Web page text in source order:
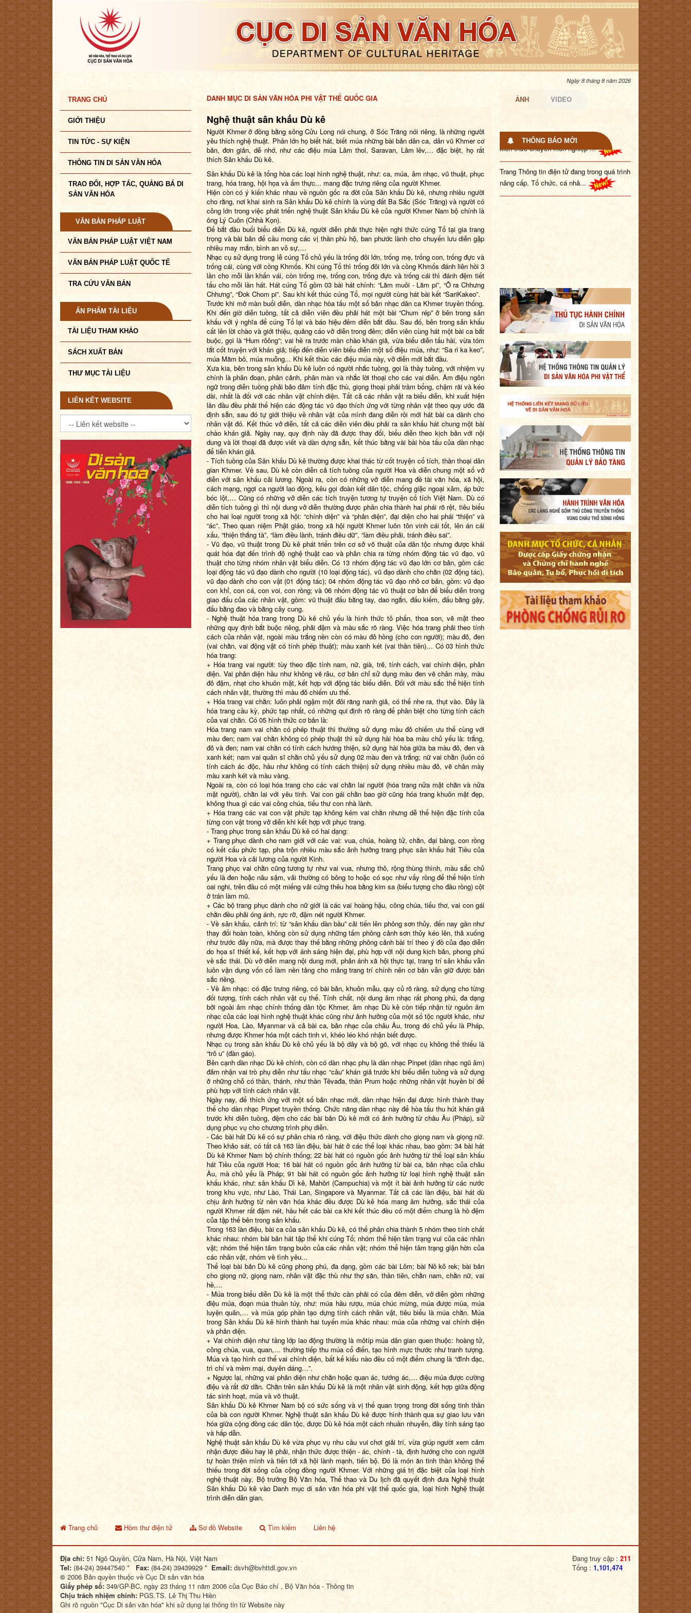
Ngày 8 tháng 8 năm 2026
TRANG CHỦ
GIỚI THIỆU
TIN TỨC - SỰ KIỆN
THÔNG TIN DI SẢN VĂN HÓA
TRAO ĐỔI, HỢP TÁC, QUẢNG BÁ DI
SẢN VĂN HÓA
VĂN BẢN PHÁP LUẬT
VĂN BẢN PHÁP LUẬT VIỆT NAM
VĂN BẢN PHÁP LUẬT QUỐC TẾ
TRA CỨU VĂN BẢN
ẤN PHẨM TÀI LIỆU
TÀI LIỆU THAM KHẢO
SÁCH XUẤT BẢN
THƯ MỤC TÀI LIỆU
LIÊN KẾT WEBSITE
DANH MỤC DI SẢN VĂN HÓA PHI VẬT THỂ QUỐC GIA
Nghệ thuật sân khấu Dù kê
Người Khmer ở đồng bằng sông Cửu Long nói chung, ở Sóc Trăng nói riêng, là những người
yêu thích nghệ thuật. Phần lớn họ biết hát, biết múa những bài bản dân ca, dân vũ Khmer cơ
bản, đơn giản, dễ nhớ, như các điệu múa Lâm thol, Saravan, Lâm lêv,… đặc biệt, họ rất
thích Sân khấu Dù kê.
Sân khấu Dù kê là tổng hòa các loại hình nghệ thuật, như: ca, múa, âm nhạc, vũ thuật, phục
trang, hóa trang, hội họa và ẩm thực... mang đặc trưng riêng của người Khmer.
Hiện còn có ý kiến khác nhau về nguồn gốc ra đời của Sân khấu Dù kê, nhưng nhiều người
cho rằng, nơi khai sinh ra Sân khấu Dù kê chính là vùng đất Ba Sắc (Sóc Trăng) và người có
công lớn trong việc phát triển nghệ thuật Sân khấu Dù kê của người Khmer Nam bộ chính là
ông Lý Cuôn (Chhà Kọn).
Để bắt đầu buổi biểu diễn Dù kê, người diễn phải thực hiện nghi thức cúng Tổ tại gia trang
trọng và bài bản để cầu mong các vị thần phù hộ, ban phước lành cho chuyến lưu diễn gặp
nhiều may mắn, bình an vô sự,…
Nhạc cụ sử dụng trong lễ cúng Tổ chủ yếu là trống đôi lớn, trống mẹ, trống con, trống đực và
trống cái, cùng với cồng Khmốs. Khi cúng Tổ thì trống đôi lớn và cồng Khmốs đánh liên hồi 3
lần cho mỗi lần khấn vái, còn trống mẹ, trống con, trống đực và trống cái thì đánh đệm tiết
tấu cho mỗi lần hát. Hát cúng Tổ gồm 03 bài hát chính: “Lăm muôi - Lăm pi”, “Ô ra Chhưng
Chhưng”, “Đok Chom pi”. Sau khi kết thúc cúng Tổ, mọi người cùng hát bài kết “SariKakeo”.
Trước khi mở màn buổi diễn, dàn nhạc hòa tấu một số bản nhạc dân ca Khmer truyền thống.
Khi đến giờ diễn tuồng, tất cả diễn viên đều phải hát một bài “Chum rép” ở bên trong sân
khấu với ý nghĩa để cúng Tổ lại và báo hiệu đêm diễn bắt đầu. Sau đó, bên trong sân khấu
cất lên lời chào và giới thiệu, quảng cáo vở diễn trong đêm; diễn viên cùng hát một bài ca bắt
buộc, gọi là “Hum rôông”; vai hề ra trước màn chào khán giả, vừa biểu diễn tấu hài, vừa tóm
tắt cốt truyện với khán giả; tiếp đến diễn viên biểu diễn một số điệu múa, như: “Sa ri ka keo”,
múa Măm bô, múa muỗng... Khi kết thúc các điệu múa này, vở diễn mới bắt đầu.
Xưa kia, bên trong sân khấu Dù kê luôn có người nhắc tuồng, gọi là thầy tuồng, với nhiệm vụ
chính là phân đoạn, phân cảnh, phân màn và nhắc lời thoại cho các vai diễn. Âm điệu ngôn
ngữ trong diễn tuồng phải bảo đảm tính đặc thù, giọng thoại phải trầm bổng, chậm rãi và kéo
dài, nhất là đối với các nhân vật chính diện. Tất cả các nhân vật ra biểu diễn, khi xuất hiện
lần đầu đều phải thể hiện các động tác vũ đạo thích ứng với từng nhân vật theo quy ước đã
định sẵn, sau đó tự giới thiệu về nhân vật của mình đang diễn rồi mới hát bài ca dành cho
nhân vật đó. Kết thúc vở diễn, tất cả các diễn viên đều phải ra sân khấu hát chung một bài
chào khán giả. Ngày nay, quy định này đã được thay đổi, biểu diễn theo kịch bản với nội
dung và lời thoại đã được viết và dàn dựng sẵn, kết thúc bằng vài bài hòa tấu của dàn nhạc
để tiễn khán giả.
- Tích tuồng của Sân khấu Dù kê thường được khai thác từ cốt truyện cổ tích, thần thoại dân
gian Khmer. Về sau, Dù kê còn diễn cả tích tuồng của người Hoa và diễn chung một số vở
diễn với sân khấu cải lương. Ngoài ra, còn có những vở diễn mang đề tài văn hóa, xã hội,
cách mạng, ngợi ca người lao động, kêu gọi đoàn kết dân tộc, chống giặc ngoại xâm, áp bức
bóc lột,… Cũng có những vở diễn các tích truyện tương tự truyện cổ tích Việt Nam. Dù có
diễn tích tuồng gì thì nội dung vở diễn thường được phân chia thành hai phái rõ rệt, tiêu biểu
cho hai loại người trong xã hội: “chính diện” và “phản diện”, đại diện cho hai phái “thiện” và
“ác”. Theo quan niệm Phật giáo, trong xã hội người Khmer luôn tôn vinh cái tốt, lên án cái
xấu, “thiện thắng tà”, “làm điều lành, tránh điều dữ”, “làm điều phải, tránh điều sai”.
- Vũ đạo, vũ thuật trong Dù kê phát triển trên cơ sở võ thuật của dân tộc nhưng được khái
quát hóa đạt đến trình độ nghệ thuật cao và phân chia ra từng nhóm động tác vũ đạo, vũ
thuật cho từng nhóm nhân vật biểu diễn. Có 13 nhóm động tác vũ đạo lớn cơ bản, gồm các
loại động tác vũ đạo dành cho người (10 loại động tác), vũ đạo dành cho chằn (02 động tác),
vũ đạo dành cho con vật (01 động tác); 04 nhóm động tác vũ đạo nhỏ cơ bản, gồm: vũ đạo
con khỉ, con cá, con voi, con rồng; và 06 nhóm động tác vũ thuật cơ bản để biểu diễn trong
giao đấu của các nhân vật, gồm: vũ thuật đấu bằng tay, dao ngắn, đấu kiếm, đấu bằng gậy,
đấu bằng đao và bằng cây cung.
- Nghệ thuật hóa trang trong Dù kê chủ yếu là hình thức tô phấn, thoa son, vẽ mặt theo
những quy định bắt buộc riêng, phải đậm và màu sắc rõ ràng. Việc hóa trang phải theo tính
cách của nhân vật, ngoài màu trắng nền còn có màu đỏ hồng (cho con người); màu đỏ, đen
(vai chằn, vai động vật có tính phép thuật); màu xanh két (vai thần tiên)… Có 03 hình thức
hóa trang:
+ Hóa trang vai người: tùy theo đặc tính nam, nữ, già, trẻ, tính cách, vai chính diện, phản
diện. Vai phản diện hầu như không vẽ râu, cơ bản chỉ sử dụng màu đen vẽ chân mày, màu
đỏ đậm, nhạt cho khuôn mặt, kết hợp với động tác biểu diễn. Đối với màu sắc thể hiện tính
cách nhân vật, thường thì màu đỏ chiếm ưu thế.
+ Hóa trang vai chằn: luôn phải ngậm một đôi răng nanh giả, có thể nhe ra, thụt vào. Đây là
hóa trang cầu kỳ, phức tạp nhất, có những qui định rõ ràng để phân biệt cho từng tính cách
của vai chằn. Có 05 hình thức cơ bản là:
Hóa trang nam vai chằn có phép thuật thì thường sử dụng màu đỏ chiếm ưu thế cùng với
màu đen; nam vai chằn không có phép thuật thì sử dụng hài hòa ba màu chủ yếu là: trắng,
đỏ và đen; nam vai chằn có tính cách hướng thiện, sử dụng hài hòa giữa ba màu đỏ, đen và
xanh két; nam vai quân sĩ chằn chủ yếu sử dụng 02 màu đen và trắng; nữ vai chằn (luôn có
tính cách ác độc, hầu như không có tính cách thiện) sử dụng nhiều màu đỏ, vẽ chân mày
màu xanh két và màu vàng.
Ngoài ra, còn có loại hóa trang cho các vai chằn lai người (hóa trang nửa mặt chằn và nửa
mặt người), chằn lai với yêu tinh. Vai con gái chằn bao giờ cũng hóa trang khuôn mặt đẹp,
không thua gì các vai công chúa, tiểu thư con nhà lành.
+ Hóa trang các vai con vật phức tạp không kém vai chằn nhưng dễ thể hiện đặc tính của
từng con vật trong vở diễn khi kết hợp với phục trang.
- Trang phục trong sân khấu Dù kê có hai dạng:
+ Trang phục dành cho nam giới với các vai: vua, chúa, hoàng tử, chằn, đại bàng, con rồng
có kết cấu phức tạp, pha trộn nhiều màu sắc ảnh hưởng trang phục sân khấu hát Tiều của
người Hoa và cải lương của người Kinh.
Trang phục vai chằn cũng tương tự như vai vua, nhưng thô, rộng thùng thình, màu sắc chủ
yếu là đen hoặc nâu sậm, vải thường có bông to hoặc có sọc như vẩy rồng để thể hiện tính
oai nghi, trên đầu có một miếng vải cứng thêu hoa bằng kim sa (biểu tượng cho đầu rồng) cột
ở trán làm mũ.
+ Các bộ trang phục dành cho nữ giới là các vai hoàng hậu, công chúa, tiểu thơ, vai con gái
chằn đều phải óng ánh, rực rỡ, đậm nét người Khmer.
- Về sân khấu, cảnh trí: từ “sân khấu dàn bầu” cải tiến lên phông sơn thủy, đến nay gần như
thay đổi hoàn toàn, không còn sử dụng những tấm phông cảnh sơn thủy kéo lên, thả xuống
như trước đây nữa, mà được thay thế bằng những phông cảnh bài trí theo ý đồ của đạo diễn
do họa sĩ thiết kế, kết hợp với ánh sáng hiện đại, phù hợp với nội dung kịch bản, phong phú
về sắc thái. Dù vở diễn mang nội dung mới, phản ánh xã hội thực tại, trang trí sân khấu vẫn
luôn vận dụng vốn cổ làm nền tảng cho mảng trang trí chính nên cơ bản vẫn giữ được bản
sắc riêng.
- Về âm nhạc: có đặc trưng riêng, có bài bản, khuôn mẫu, quy củ rõ ràng, sử dụng cho từng
đối tượng, tính cách nhân vật cụ thể. Tính chất, nội dung âm nhạc rất phong phú, đa dạng
bởi ngoài âm nhạc chính thống dân tộc Khmer, âm nhạc Dù kê còn tiếp nhận từ nguồn âm
nhạc của các loại hình nghệ thuật khác cũng như ảnh hưởng của một số tộc người khác, như
người Hoa, Lào, Myanmar và cả bài ca, bản nhạc của châu Âu, trong đó chủ yếu là Pháp,
nhưng được Khmer hóa một cách tinh vi, khéo léo khó nhận biết được.
Nhạc cụ trong sân khấu Dù kê chủ yếu là bộ dây và bộ gõ, với nhạc cụ không thể thiếu là
“trô u” (đàn gáo).
Bên cạnh dàn nhạc Dù kê chính, còn có dàn nhạc phụ là dàn nhạc Pinpet (dàn nhạc ngũ âm)
đảm nhận vai trò phụ diễn như tấu nhạc “câu” khán giả trước khi biểu diễn tuồng và sử dụng
ở những chỗ có thần, thánh, như thần Têvađa, thần Prum hoặc những nhân vật huyền bí để
phù hợp với tính cách nhân vật.
Ngày nay, để thích ứng với một số bản nhạc mới, dàn nhạc hiện đại được hình thành thay
thế cho dàn nhạc Pinpet truyền thống. Chức năng dàn nhạc này để hòa tấu thu hút khán giả
trước khi diễn tuồng, đệm cho các bài bản Dù kê mới có ảnh hưởng từ châu Âu (Pháp), sử
dụng phục vụ cho chương trình phụ diễn.
- Các bài hát Dù kê có sự phân chia rõ ràng, với điệu thức dành cho giọng nam và giọng nữ.
Theo khảo sát, có tất cả 163 làn điệu, bài hát ở các thể loại khác nhau, bao gồm: 34 bài hát
Dù kê Khmer Nam bộ chính thống; 22 bài hát có nguồn gốc ảnh hưởng từ thể loại sân khấu
hát Tiều của người Hoa; 16 bài hát có nguồn gốc ảnh hưởng từ bài ca, bản nhạc của châu
Âu, mà chủ yếu là Pháp; 91 bài hát có nguồn gốc ảnh hưởng từ loại hình nghệ thuật sân
khấu khác, như: sân khấu Dì kê, Mahôri (Campuchia) và một ít bài ảnh hưởng từ các nước
trong khu vực, như Lào, Thái Lan, Singapore và Myanmar. Tất cả các làn điệu, bài hát dù
chịu ảnh hưởng từ nền văn hóa khác đều được Dù kê hóa mang âm hưởng, sắc thái của
người Khmer rất đậm nét, hầu hết các bài ca khi kết thúc đều có một điểm chung là hò đệm
của tập thể bên trong sân khấu.
Trong 163 làn điệu, bài ca của sân khấu Dù kê, có thể phân chia thành 5 nhóm theo tính chất
khác nhau: nhóm bài bản hát tập thể khi cúng Tổ; nhóm thể hiện tâm trạng vui của các nhân
vật; nhóm thể hiện tâm trạng buồn của các nhân vật; nhóm thể hiện tâm trạng giận hờn của
các nhân vật, nhóm về tình yêu...
Thể loại bài bản Dù kê cũng phong phú, đa dạng, gồm các bài Lôm; bài Nô kô rek; bài bản
cho giọng nữ, giọng nam, nhân vật đặc thù như thợ săn, thần tiên, chằn nam, chằn nữ, vai
hề,…
- Múa trong biểu diễn Dù kê là một thể thức cần phải có của đêm diễn, vở diễn gồm những
điệu múa, đoạn múa thuần túy, như: múa hầu rượu, múa chúc mừng, múa được mùa, múa
luyện quân,… và múa góp phần tạo dựng tính cách nhân vật, tiêu biểu là múa chằn. Múa
trong Sân khấu Dù kê hình thành hai tuyến múa khác nhau: múa của những vai chính diện
và phản diện.
+ Vai chính diện như tầng lớp lao động thường là môtíp múa dân gian quen thuộc: hoàng tử,
công chúa, vua, quan,… thường tiếp thu múa cổ điển, tạo hình mực thước như tranh tượng.
Múa và tạo hình cơ thể vai chính diện, bất kể kiểu nào đều có một điểm chung là “đĩnh đạc,
trì chí và mềm mại, duyên dáng…”.
+ Ngược lại, những vai phản diện như chằn hoặc quan ác, tướng ác,… điệu múa được cường
điệu và rất dữ dằn. Chằn trên sân khấu Dù kê là một nhân vật sinh động, kết hợp giữa động
tác sinh hoạt, múa và võ thuật.
Sân khấu Dù kê Khmer Nam bộ có sức sống và vị thế quan trọng trong đời sống tinh thần
của bà con người Khmer. Nghệ thuật sân khấu Dù kê được hình thành qua sự giao lưu văn
hóa giữa cộng đồng các dân tộc, được Dù kê hóa một cách nhuần nhuyễn, đầy tính sáng tạo
và hấp dẫn.
Nghệ thuật sân khấu Dù kê vừa phục vụ nhu cầu vui chơi giải trí, vừa giúp người xem cảm
nhận được điều hay lẽ phải, nhận thức được thiện - ác, chính - tà, định hướng cho con người
tự hoàn thiện mình và tiến tới xã hội lành mạnh, tiến bộ. Đó là món ăn tinh thần không thể
thiếu trong đời sống của cộng đồng người Khmer. Với những giá trị đặc biệt của loại hình
nghệ thuật này, Bộ trưởng Bộ Văn hóa, Thể thao và Du lịch đã quyết định đưa Nghệ thuật
Sân khấu Dù kê vào Danh mục di sản văn hóa phi vật thể quốc gia, loại hình Nghệ thuật
trình diễn dân gian.
ẢNH VIDEO
THÔNG BÁO MỚI
kiến thức chuyên môn nghiệp ...
Trang Thông tin điện tử đang trong quá trình
nâng cấp. Tổ chức, cá nhâ...
Trang chủ Hòm thư điện tử Sơ đồ Website Tìm kiếm Liên hệ
Địa chỉ: 51 Ngô Quyền, Cửa Nam, Hà Nội, Việt Nam
Tel: (84-24) 39447540 * Fax: (84-24) 39439929 * Email: dsvh@bvhttdl.gov.vn
© 2006 Bản quyền thuộc về Cục Di sản văn hóa
Giấy phép số: 349/GP-BC, ngày 23 tháng 11 năm 2006 của Cục Báo chí , Bộ Văn hóa - Thông tin
Chịu trách nhiệm chính:PGS.TS. Lê Thị Thu Hiền
Ghi rõ nguồn "Cục Di sản văn hóa" khi sử dụng lại thông tin từ Website này
Đang truy cập : 211
Tổng : 1,101,474